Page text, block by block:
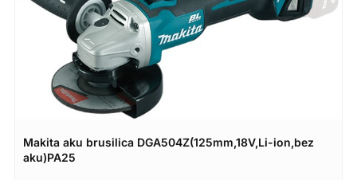
Makita aku brusilica DGA504Z(125mm,18V,Li-ion,bez
aku)PA25